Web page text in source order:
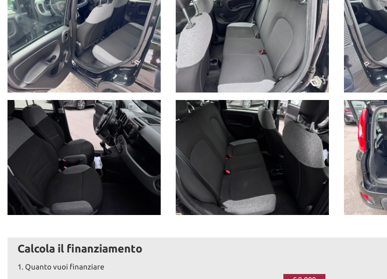
Calcola il finanziamento
1. Quanto vuoi finanziare